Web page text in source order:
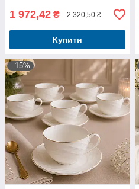
1 972,42 ₴ 2 320,50 ₴
Купити
–15%